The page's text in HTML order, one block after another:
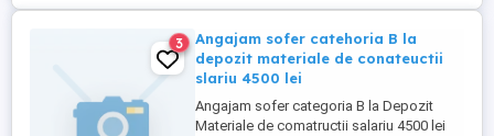
3
Angajam sofer catehoria B la
depozit materiale de conateuctii
slariu 4500 lei
Angajam sofer categoria B la Depozit
Materiale de comatructii salariu 4500 lei